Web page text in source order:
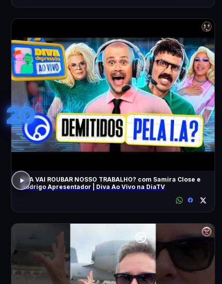
20
A IA VAI ROUBAR NOSSO TRABALHO? com Samira Close e
Rodrigo Apresentador | Diva Ao Vivo na DiaTV